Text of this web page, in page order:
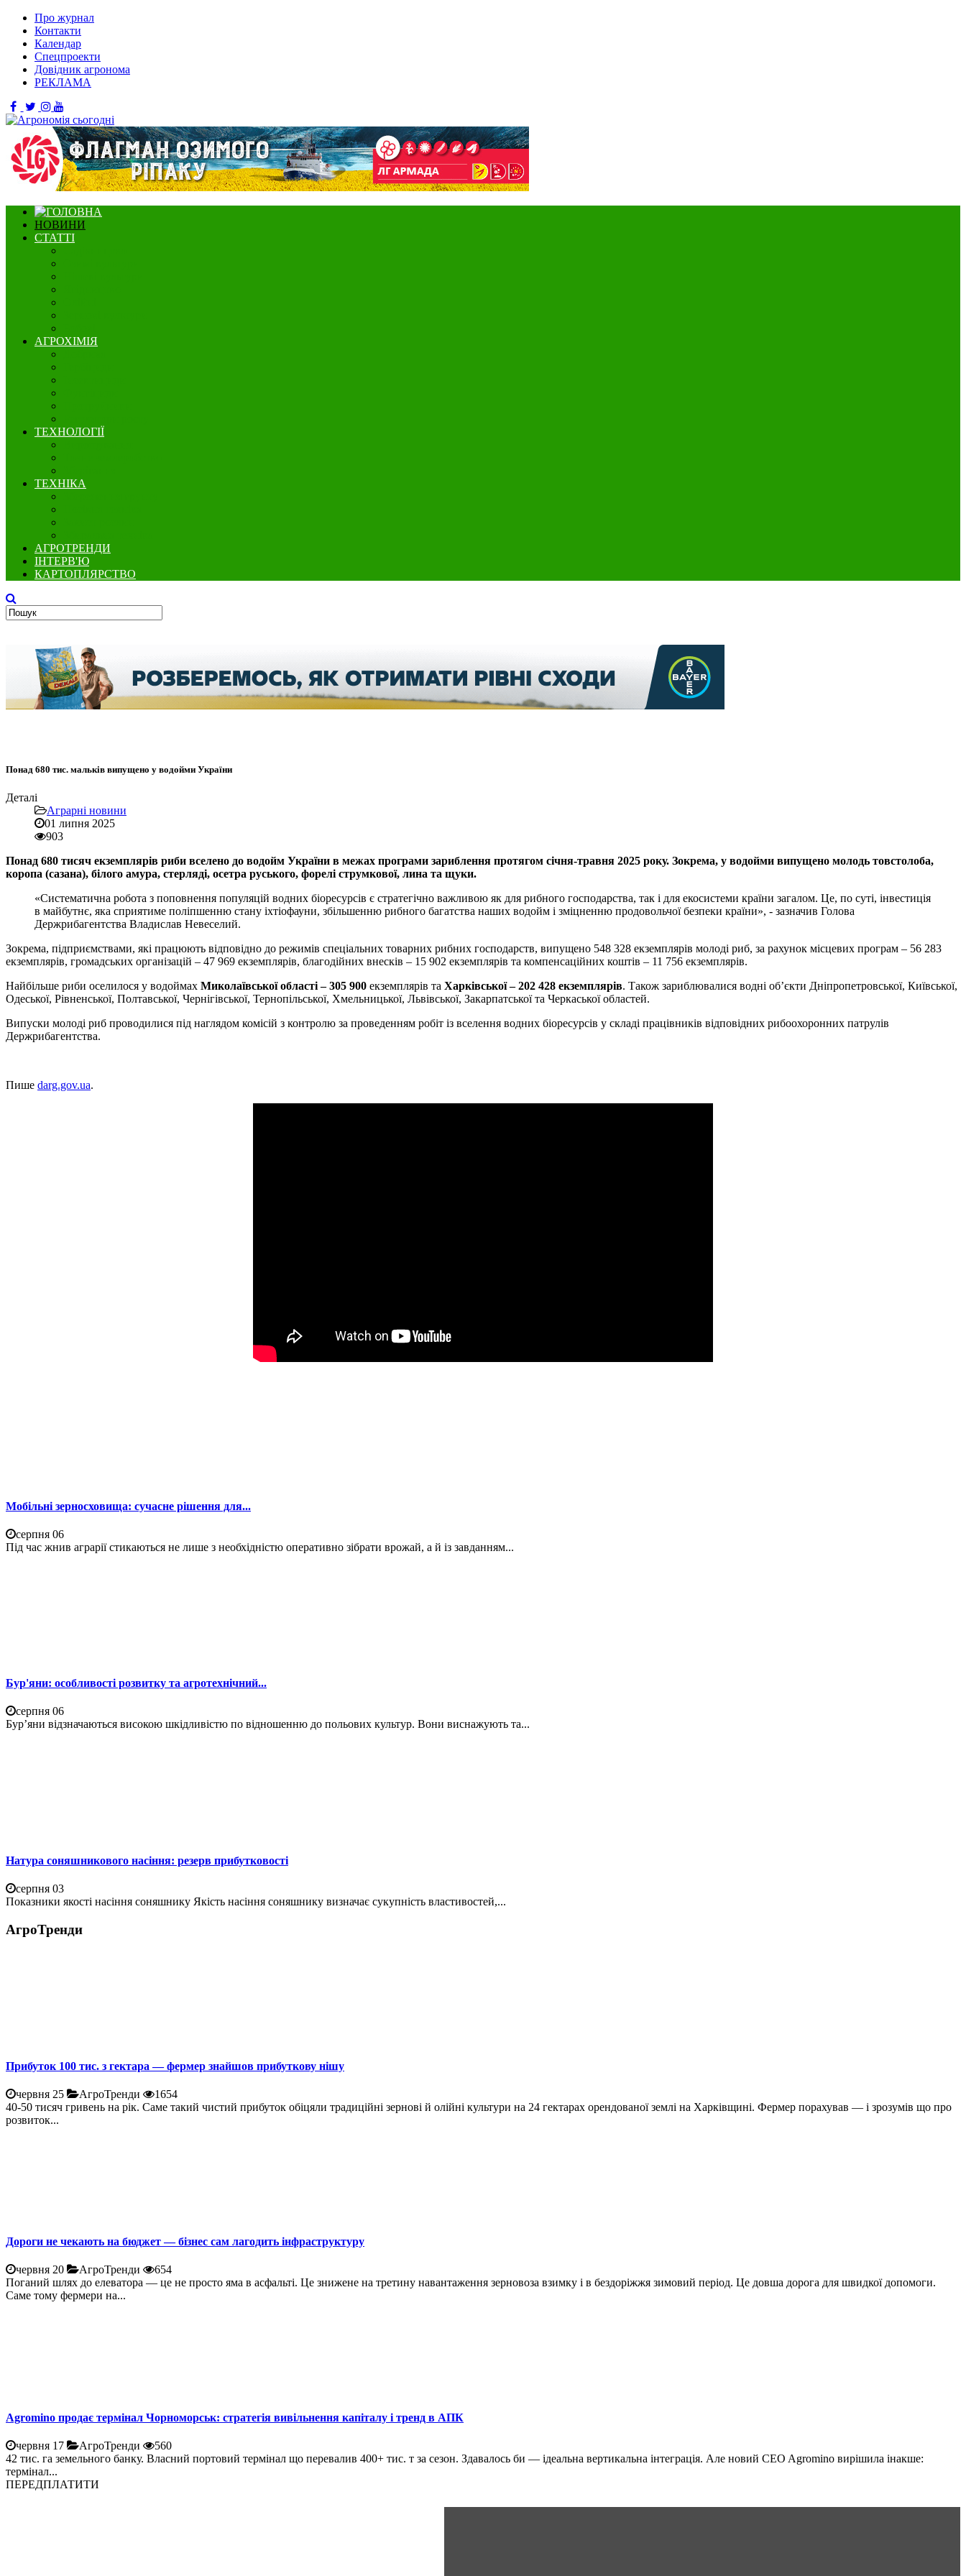
Про журнал
Контакти
Календар
Спецпроекти
Довідник агронома
РЕКЛАМА
НОВИНИ
СТАТТІ
АГРОХІМІЯ
ТЕХНОЛОГІЇ
ТЕХНІКА
АГРОТРЕНДИ
ІНТЕРВ'Ю
КАРТОПЛЯРСТВО
Понад 680 тис. мальків випущено у водойми України
Деталі
Аграрні новини
01 липня 2025
903
Понад 680 тисяч екземплярів риби вселено до водойм України в межах програми зариблення протягом січня-травня 2025 року. Зокрема, у водойми випущено молодь товстолоба,
коропа (сазана), білого амура, стерляді, осетра руського, форелі струмкової, лина та щуки.
«Систематична робота з поповнення популяцій водних біоресурсів є стратегічно важливою як для рибного господарства, так і для екосистеми країни загалом. Це, по суті, інвестиція
в майбутнє, яка сприятиме поліпшенню стану іхтіофауни, збільшенню рибного багатства наших водойм і зміцненню продовольчої безпеки країни», - зазначив Голова
Держрибагентства Владислав Невеселий.
Зокрема, підприємствами, які працюють відповідно до режимів спеціальних товарних рибних господарств, випущено 548 328 екземплярів молоді риб, за рахунок місцевих програм – 56 283
екземплярів, громадських організацій – 47 969 екземплярів, благодійних внесків – 15 902 екземплярів та компенсаційних коштів – 11 756 екземплярів.
Найбільше риби оселилося у водоймах Миколаївської області – 305 900 екземплярів та Харківської – 202 428 екземплярів. Також зариблювалися водні об’єкти Дніпропетровської, Київської,
Одеської, Рівненської, Полтавської, Чернігівської, Тернопільської, Хмельницької, Львівської, Закарпатської та Черкаської областей.
Випуски молоді риб проводилися під наглядом комісій з контролю за проведенням робіт із вселення водних біоресурсів у складі працівників відповідних рибоохоронних патрулів
Держрибагентства.
Пише darg.gov.ua.
Мобільні зерносховища: сучасне рішення для...
серпня 06
Під час жнив аграрії стикаються не лише з необхідністю оперативно зібрати врожай, а й із завданням...
Бур'яни: особливості розвитку та агротехнічний...
серпня 06
Бур’яни відзначаються високою шкідливістю по відношенню до польових культур. Вони виснажують та...
Натура соняшникового насіння: резерв прибутковості
серпня 03
Показники якості насіння соняшнику Якість насіння соняшнику визначає сукупність властивостей,...
АгроТренди
Прибуток 100 тис. з гектара — фермер знайшов прибуткову нішу
червня 25 АгроТренди
1654
40-50 тисяч гривень на рік. Саме такий чистий прибуток обіцяли традиційні зернові й олійні культури на 24 гектарах орендованої землі на Харківщині. Фермер порахував — і зрозумів що про
розвиток...
Дороги не чекають на бюджет — бізнес сам лагодить інфраструктуру
червня 20 АгроТренди
654
Поганий шлях до елеватора — це не просто яма в асфальті. Це знижене на третину навантаження зерновоза взимку і в бездоріжжя зимовий період. Це довша дорога для швидкої допомоги.
Саме тому фермери на...
Agromino продає термінал Чорноморськ: стратегія вивільнення капіталу і тренд в АПК
червня 17 АгроТренди
560
42 тис. га земельного банку. Власний портовий термінал що перевалив 400+ тис. т за сезон. Здавалось би — ідеальна вертикальна інтеграція. Але новий CEO Agromino вирішила інакше:
термінал...
ПЕРЕДПЛАТИТИ